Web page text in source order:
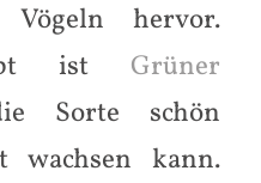
Vögeln hervor.
ist Grüner
Sorte schön
wachsen kann.